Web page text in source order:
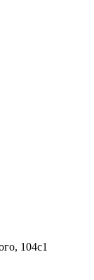
104с1